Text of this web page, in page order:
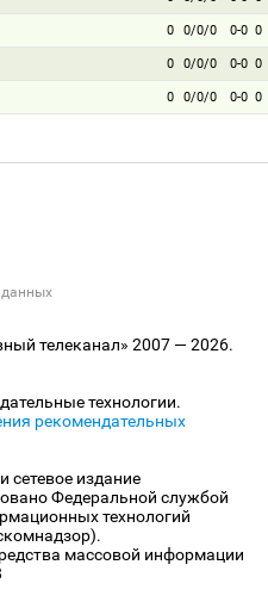
0 0/0/0 0-0 0
0 0/0/0 0-0 0
0 0/0/0 0-0 0
телеканал» 2007 — 2026.
технологии.
рекомендательных
сетевое издание
Федеральной службой
технологий
массовой информации